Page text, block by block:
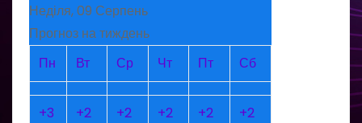
Неділя, 09 Серпень
Прогноз на тиждень
Пн
Вт Ср Чт Пт Сб
+3
+2
+2
+2
+2
+2